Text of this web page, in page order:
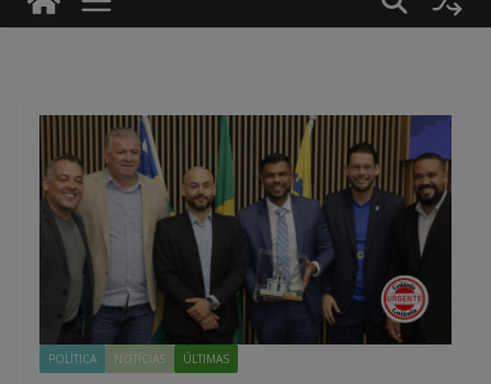
POLÍTICA NOTÍCIAS ÚLTIMAS